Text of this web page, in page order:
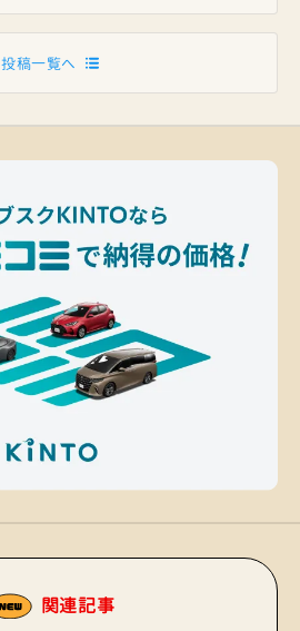
投稿一覧へ
関連記事